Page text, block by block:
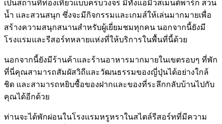
เป็นสถานที่ท่องเที่ยวแบบครบวงจร มีทั้งแอมิวสเมนต์พาร์ก สวน
น้ำ และสวนสนุก ซึ่งจะมีกิจกรรมและเกมส์ให้เล่นมากมายเพื่อ
สร้างความสนุกสนานสำหรับผู้เยี่ยมชมทุกคน นอกจากนี้ยังมี
โรงแรมและรีสอร์ทหลายแห่งที่ให้บริการในพื้นที่นี้ด้วย
นอกจากนี้ยังมีร้านค้าและร้านอาหารมากมายในเขตรอบๆ ที่พัก
ที่นี่คุณสามารถสัมผัสวิถีและวัฒนธรรมของญี่ปุ่นได้อย่างใกล้
ชิด และสามารถหยิบซื้อของฝากและของที่ระลึกกลับบ้านไปกับ
คุณได้อีกด้วย
ท่านจะได้พักผ่อนในโรงแรมหรูหราในสไตล์รีสอร์ทที่มีความ